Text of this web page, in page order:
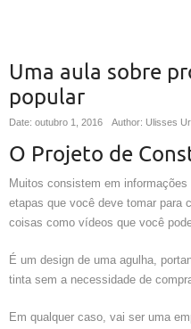
Uma aula sobre
popular
Date: outubro 1, 2016 Author: Ulisses
O Projeto de
Muitos consistem em
etapas que você deve tomar para
coisas como vídeos que você
É um design de uma agulha,
tinta sem a necessidade de
Em qualquer caso, vai ser uma